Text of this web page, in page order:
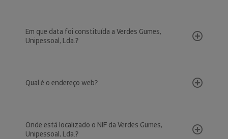
Em que data foi constituída a Verdes Gumes,
Unipessoal, Lda.?
Qual é o endereço web?
Onde está localizado o NIF da Verdes Gumes,
Unipessoal, Lda.?